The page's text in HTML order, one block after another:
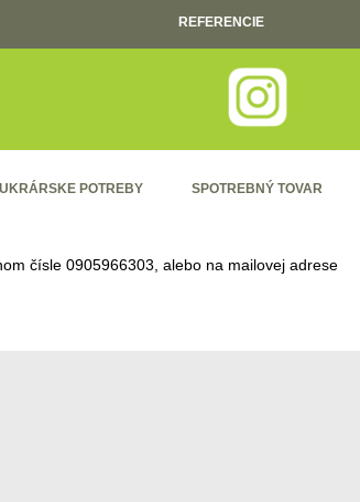
REFERENCIE
POTREBY SPOTREBNÝ TOVAR
čísle 0905966303 , alebo na mailovej adrese